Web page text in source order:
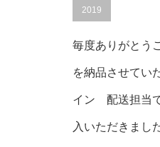
2019
毎度ありがとう
を納品させてい
イン 配送担当
入いただきまし